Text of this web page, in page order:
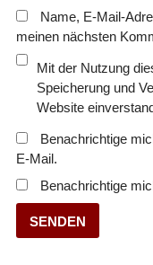
Name, E-Mail-
meinen nächsten
Mit der Nutzung
Speicherung und
Website
Benachrichtige
E-Mail.
Benachrichtige